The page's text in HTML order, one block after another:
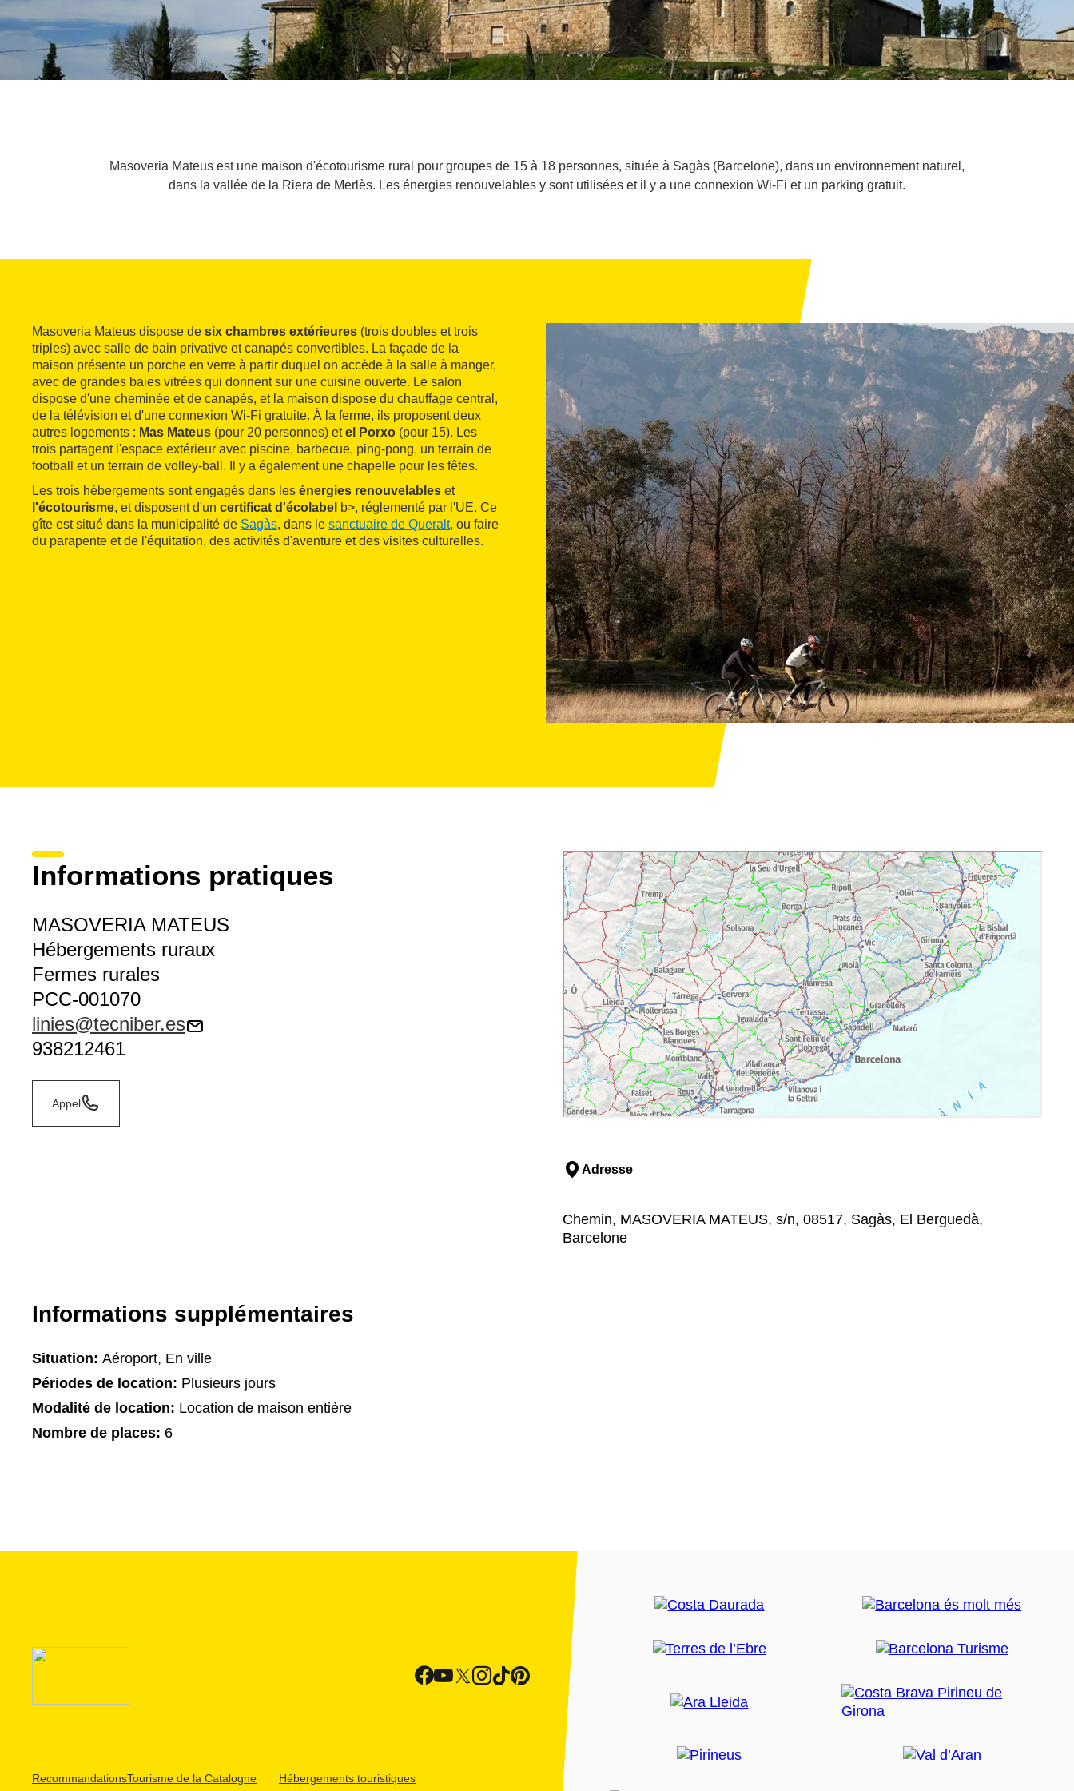
Masoveria Mateus est une maison d'écotourisme rural pour groupes de 15 à 18 personnes, située à Sagàs (Barcelone), dans un environnement naturel,
dans la vallée de la Riera de Merlès. Les énergies renouvelables y sont utilisées et il y a une connexion Wi-Fi et un parking gratuit.
Masoveria Mateus dispose de six chambres extérieures (trois doubles et trois
triples) avec salle de bain privative et canapés convertibles. La façade de la
maison présente un porche en verre à partir duquel on accède à la salle à manger,
avec de grandes baies vitrées qui donnent sur une cuisine ouverte. Le salon
dispose d'une cheminée et de canapés, et la maison dispose du chauffage central,
de la télévision et d'une connexion Wi-Fi gratuite. À la ferme, ils proposent deux
autres logements : Mas Mateus (pour 20 personnes) etel Porxo (pour 15). Les
trois partagent l'espace extérieur avec piscine, barbecue, ping-pong, un terrain de
football et un terrain de volley-ball. Il y a également une chapelle pour les fêtes.
Les trois hébergements sont engagés dans les énergies renouvelables et
l'écotourisme, et disposent d'un certificat d'écolabel b>, réglementé par l'UE. Ce
gîte est situé dans la municipalité de Sagàs, dans le sanctuaire de Queralt, ou faire
du parapente et de l'équitation, des activités d'aventure et des visites culturelles.
Informations pratiques
MASOVERIA MATEUS
Hébergements ruraux
Fermes rurales
PCC-001070
linies@tecniber.es
938212461
Appel
Adresse
Chemin, MASOVERIA MATEUS, s/n, 08517, Sagàs, El Berguedà,
Barcelone
Informations supplémentaires
Situation: Aéroport, En ville
Périodes de location: Plusieurs jours
Modalité de location: Location de maison entière
Nombre de places: 6
RecommandationsTourisme de la Catalogne Hébergements touristiques